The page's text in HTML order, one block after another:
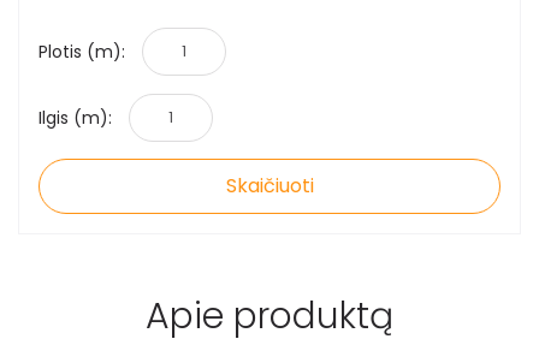
Plotis (m):
Ilgis (m):
Skaičiuoti
Apie produktą